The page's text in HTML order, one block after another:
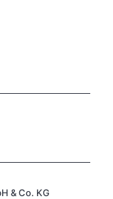
& Co. KG